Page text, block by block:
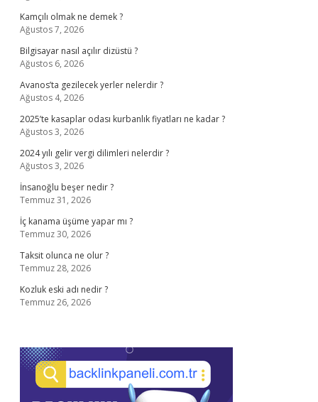
Kamçılı olmak ne demek ?
Ağustos 7, 2026
Bilgisayar nasıl açılır dizüstü ?
Ağustos 6, 2026
Avanos’ta gezilecek yerler nelerdir ?
Ağustos 4, 2026
2025’te kasaplar odası kurbanlık fiyatları ne kadar ?
Ağustos 3, 2026
2024 yılı gelir vergi dilimleri nelerdir ?
Ağustos 3, 2026
İnsanoğlu beşer nedir ?
Temmuz 31, 2026
İç kanama üşüme yapar mı ?
Temmuz 30, 2026
Taksit olunca ne olur ?
Temmuz 28, 2026
Kozluk eski adı nedir ?
Temmuz 26, 2026